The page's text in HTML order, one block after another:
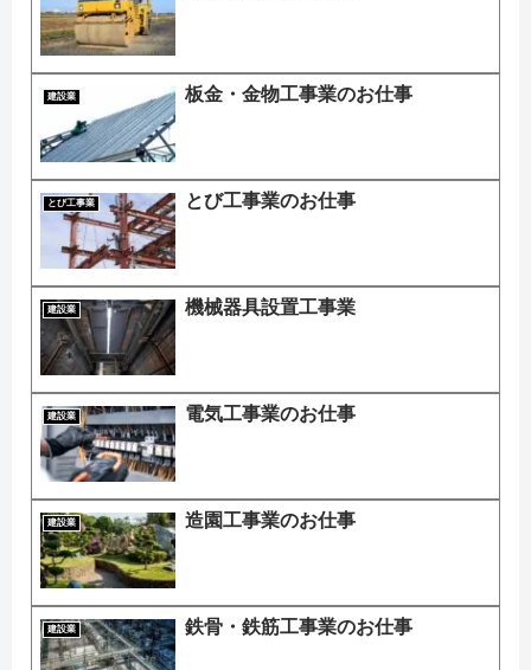
建設業 板金・金物工事業のお仕事
とび工事業 とび工事業のお仕事
建設業 機械器具設置工事業
建設業 電気工事業のお仕事
建設業 造園工事業のお仕事
建設業 鉄骨・鉄筋工事業のお仕事